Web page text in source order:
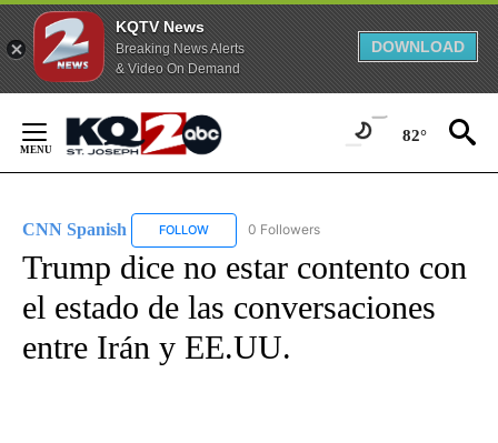
KQTV News
Breaking News Alerts
& Video On Demand
DOWNLOAD
Content
82°
CNN Spanish FOLLOW FOLLOW "CNN SPANISH" TO RECEIVE
0 Followers
Trump dice no estar contento con
el estado de las conversaciones
entre Irán y EE.UU.